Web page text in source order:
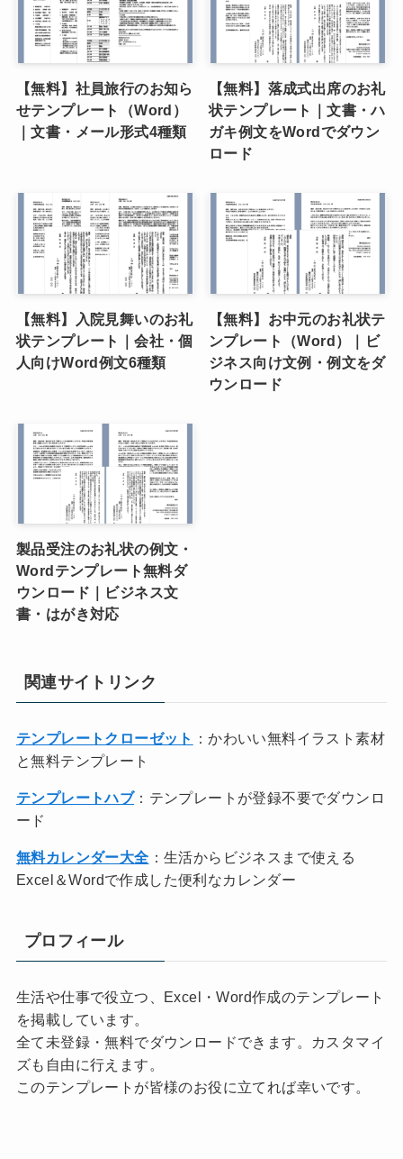
【無料】社員旅行のお知ら
せテンプレート（Word）
｜文書・メール形式4種類
【無料】落成式出席のお礼
状テンプレート｜文書・ハ
ガキ例文をWordでダウン
ロード
【無料】入院見舞いのお礼
状テンプレート｜会社・個
人向けWord例文6種類
【無料】お中元のお礼状テ
ンプレート（Word）｜ビ
ジネス向け文例・例文をダ
ウンロード
製品受注のお礼状の例文・
Wordテンプレート無料ダ
ウンロード｜ビジネス文
書・はがき対応
関連サイトリンク
テンプレートクローゼット
：かわいい無料イラスト素材
と無料テンプレート
テンプレートハブ：テンプレートが登録不要でダウンロ
ード
無料カレンダー大全 ：生活からビジネスまで使える
Excel＆Wordで作成した便利なカレンダー
プロフィール
生活や仕事で役立つ、Excel・Word作成のテンプレート
を掲載しています。
全て未登録・無料でダウンロードできます。カスタマイ
ズも自由に行えます。
このテンプレートが皆様のお役に立てれば幸いです。